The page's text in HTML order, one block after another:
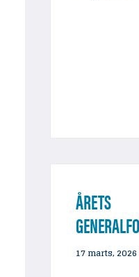
ÅRETS
LØRDAG
17 marts, 2026